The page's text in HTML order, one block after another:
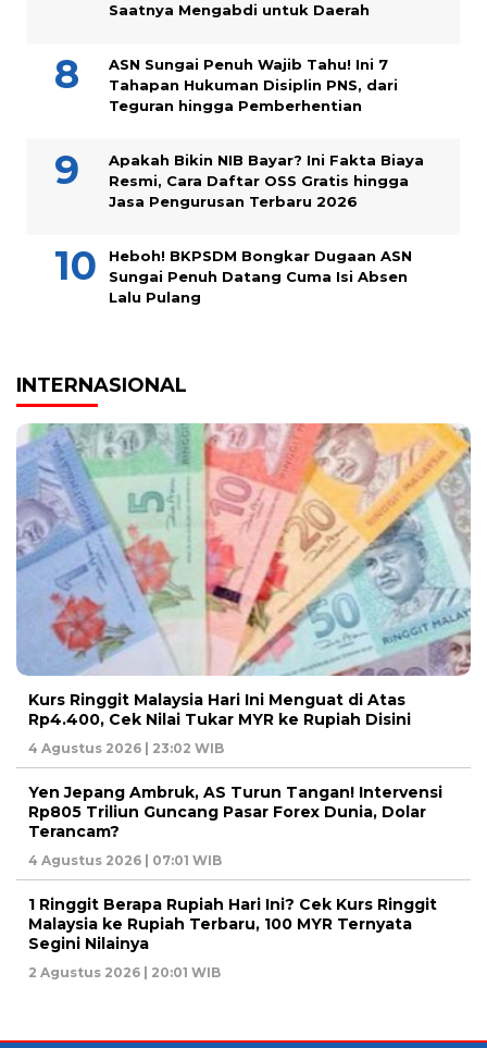
Saatnya Mengabdi untuk Daerah
ASN Sungai Penuh Wajib Tahu! Ini 7
Tahapan Hukuman Disiplin PNS, dari
Teguran hingga Pemberhentian
Apakah Bikin NIB Bayar? Ini Fakta Biaya
Resmi, Cara Daftar OSS Gratis hingga
Jasa Pengurusan Terbaru 2026
Heboh! BKPSDM Bongkar Dugaan ASN
Sungai Penuh Datang Cuma Isi Absen
Lalu Pulang
INTERNASIONAL
Kurs Ringgit Malaysia Hari Ini Menguat di Atas
Rp4.400, Cek Nilai Tukar MYR ke Rupiah Disini
4 Agustus 2026 | 23:02 WIB
Yen Jepang Ambruk, AS Turun Tangan! Intervensi
Rp805 Triliun Guncang Pasar Forex Dunia, Dolar
Terancam?
4 Agustus 2026 | 07:01 WIB
1 Ringgit Berapa Rupiah Hari Ini? Cek Kurs Ringgit
Malaysia ke Rupiah Terbaru, 100 MYR Ternyata
Segini Nilainya
2 Agustus 2026 | 20:01 WIB